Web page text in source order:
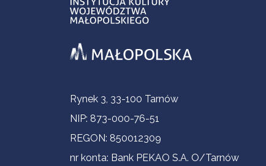
Informacje kontaktowe
Rynek 3, 33-100 Tarnów
NIP: 873-000-76-51
REGON: 850012309
nr konta: Bank PEKAO S.A. O/Tarnów